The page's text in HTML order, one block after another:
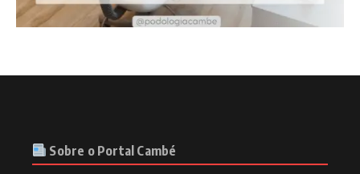
Sobre o Portal Cambé